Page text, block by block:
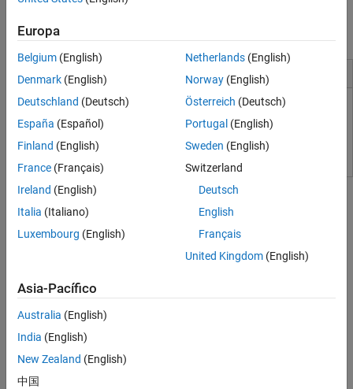
producción.
Instalación y configuración
Instalar productos
Actualizar una instalación existente
Tutoriales
Conceptos básicos sobre el escritorio
Introduzca instrucciones en la línea de comandos y vea los
Matrices y arreglos
MATLAB opera principalmente en arreglos y matrices, tanto de
forma total como parcial. Una matriz es un arreglo bidimensional
que a menudo se utiliza para el álgebra lineal.
Indexación de arreglos
Las variables en MATLAB son comúnmente arreglos que pueden
Europa
Belgium (English)
Denmark (English)
Deutschland (Deutsch)
España (Español)
Finland (English)
France (Français)
Ireland (English)
Italia (Italiano)
Luxembourg (English)
Netherlands(English)
Norway(English)
Österreich (Deutsch)
Portugal (English)
Sweden (English)
Switzerland
Deutsch
English
Français
United Kingdom(English)
Asia-Pacífico
Australia (English)
India (English)
New Zealand (English)
中国